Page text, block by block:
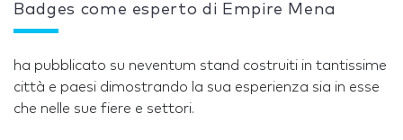
Badges come esperto di Empire Mena
ha pubblicato su neventum stand costruiti in tantissime
città e paesi dimostrando la sua esperienza sia in esse
che nelle sue fiere e settori.